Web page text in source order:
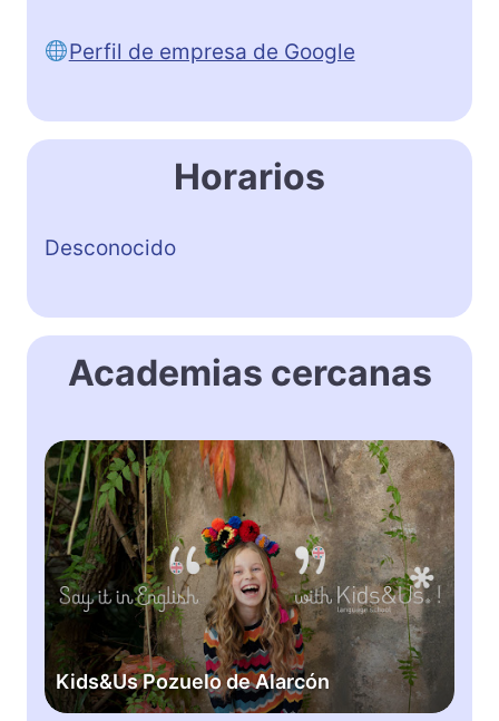
Perfil de empresa de Google
Horarios
Desconocido
Academias cercanas
Kids&Us Pozuelo de Alarcón
K
i
d
s
&
U
s
z